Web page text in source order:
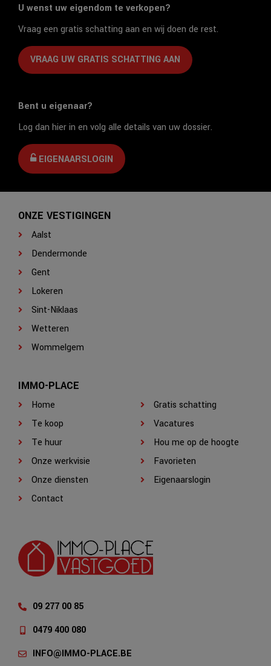
09 277 00 85
0479 400 080
INFO@IMMO-PLACE.BE
IMMO-PLACE
Home
Te koop
Te huur
Onze werkvisie
Onze diensten
Contact
Gratis schatting
Vacatures
Hou me op de hoogte
Favorieten
Eigenaarslogin
ONZE VESTIGINGEN
Aalst
Dendermonde
Gent
Lokeren
Sint-Niklaas
Wetteren
Wommelgem
U wenst uw eigendom te verkopen?
Vraag een gratis schatting aan en wij doen de rest.
VRAAG UW GRATIS SCHATTING AAN
Bent u eigenaar?
Log dan hier in en volg alle details van uw dossier.
EIGENAARSLOGIN